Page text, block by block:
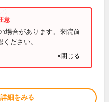
)
場合があります。来院前
ださい。
×閉じる
細をみる